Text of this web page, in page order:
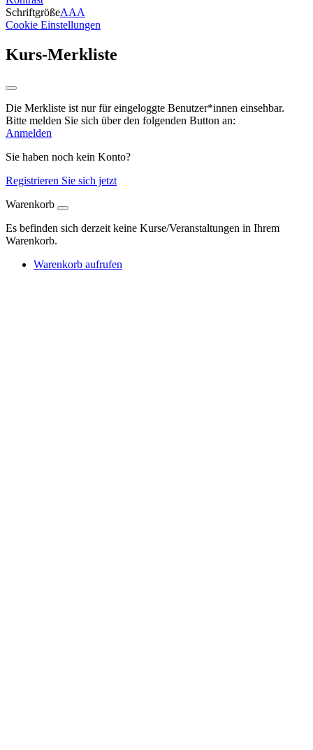
SchriftgrößeAAA
Cookie Einstellungen
Kurs-Merkliste
Die Merkliste ist nur für eingeloggte Benutzer*innen einsehbar.
Bitte melden Sie sich über den folgenden Button an:
Anmelden
Sie haben noch kein Konto?
Registrieren Sie sich jetzt
Warenkorb
Es befinden sich derzeit keine Kurse/Veranstaltungen in Ihrem
Warenkorb.
Warenkorb aufrufen